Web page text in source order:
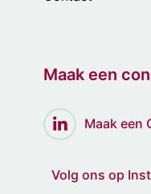
Maak een
Maak een
Volg ons op